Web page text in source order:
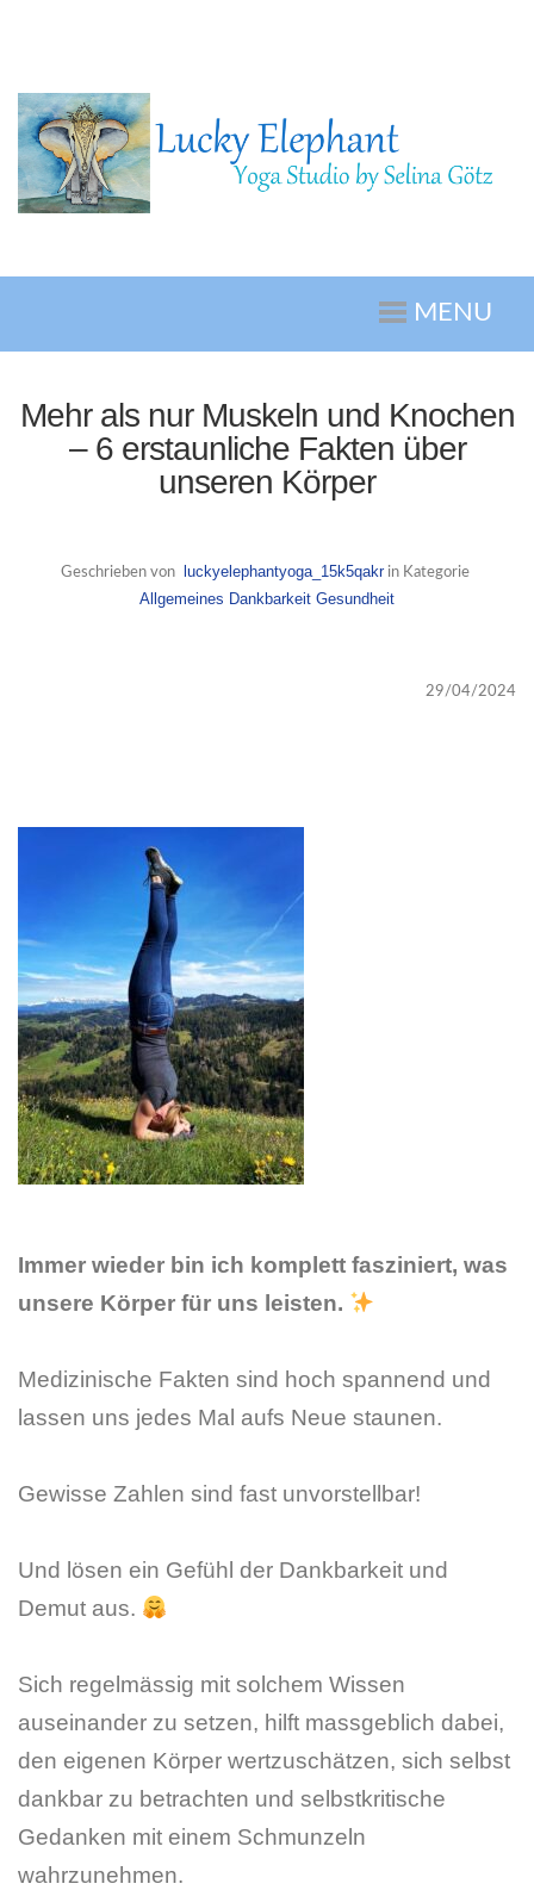
MENU
Mehr als nur Muskeln und Knochen
– 6 erstaunliche Fakten über
unseren Körper
Geschrieben von luckyelephantyoga_15k5qakrin Kategorie
Allgemeines Dankbarkeit Gesundheit
29/04/2024
Immer wieder bin ich komplett fasziniert, was
unsere Körper für uns leisten.
Medizinische Fakten sind hoch spannend und
lassen uns jedes Mal aufs Neue staunen.
Gewisse Zahlen sind fast unvorstellbar!
Und lösen ein Gefühl der Dankbarkeit und
Demut aus.
Sich regelmässig mit solchem Wissen
auseinander zu setzen, hilft massgeblich dabei,
den eigenen Körper wertzuschätzen, sich selbst
dankbar zu betrachten und selbstkritische
Gedanken mit einem Schmunzeln
wahrzunehmen.